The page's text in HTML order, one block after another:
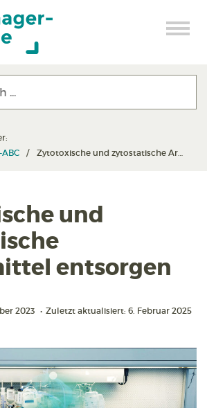
Zytotoxische und zytostatische Arzneimittel entsorgen
und
entsorgen
2023 • Zuletzt aktualisiert: 6. Februar 2025